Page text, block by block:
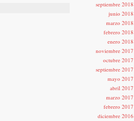
septiembre 2018
junio 2018
marzo 2018
febrero 2018
enero 2018
noviembre 2017
octubre 2017
septiembre 2017
mayo 2017
abril 2017
marzo 2017
febrero 2017
diciembre 2016